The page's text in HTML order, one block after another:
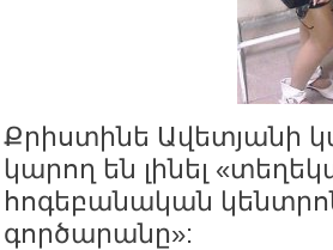
Քրիստինե Ավետյանի
կարող են լինել
հոգեբանական
գործարանը»: